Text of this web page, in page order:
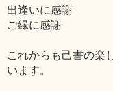
出逢いに感謝
ご縁に感謝
これからも己書の楽
います。